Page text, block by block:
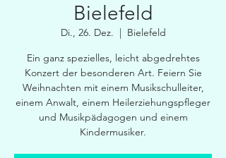
Bielefeld
Di., 26. Dez.
  |
Bielefeld
Ein ganz spezielles, leicht abgedrehtes
Konzert der besonderen Art. Feiern Sie
Weihnachten mit einem Musikschulleiter,
einem Anwalt, einem Heilerziehungspfleger
und Musikpädagogen und einem
Kindermusiker.